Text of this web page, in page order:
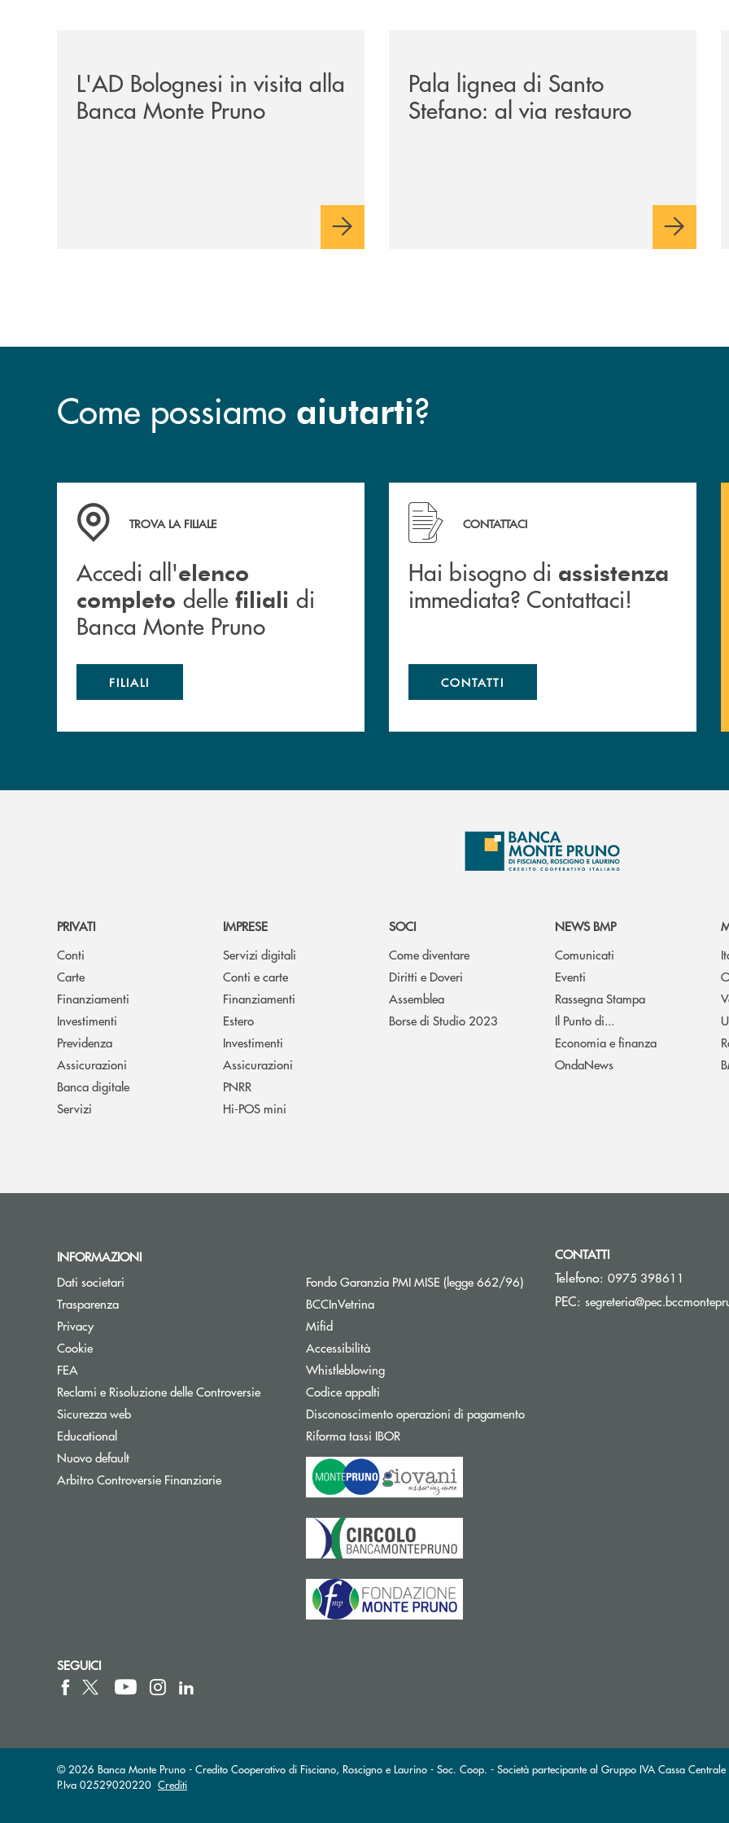
L'AD Bolognesi in visita alla
Banca Monte Pruno
Pala lignea di Santo
Stefano: al via restauro
Come possiamo aiutarti?
Accedi all' elenco completo&nbsp; delle&nbsp; filiali&nbsp; di Banca Monte Pruno
TROVA LA FILIALE
Accedi all'elenco
completo delle filiali di
Banca Monte Pruno
FILIALI
Hai bisogno di assistenza immediata? Contattaci!
CONTATTACI
Hai bisogno di assistenza
immediata? Contattaci!
CONTATTI
PRIVATI
Conti
Carte
Finanziamenti
Investimenti
Previdenza
Assicurazioni
Banca digitale
Servizi
IMPRESE
Servizi digitali
Conti e carte
Finanziamenti
Estero
Investimenti
Assicurazioni
PNRR
Hi-POS mini
SOCI
Come diventare
Diritti e Doveri
Assemblea
Borse di Studio 2023
NEWS BMP
Comunicati
Eventi
Rassegna Stampa
Il Punto di...
Economia e finanza
OndaNews
INFORMAZIONI
Dati societari
Trasparenza
Privacy
Cookie
FEA
Reclami e Risoluzione delle Controversie
Sicurezza web
Educational
Nuovo default
Arbitro Controversie FinanziarieApre una nuova finestra
Fondo Garanzia PMI MISE (legge 662/96)Apre una nuova finestra
BCCInVetrina
Mifid
Accessibilità
Whistleblowing
Codice appalti
Disconoscimento operazioni di pagamento
Riforma tassi IBORApre una nuova finestra
CONTATTI
Telefono: 0975 398611
PEC:
SEGUICI
© 2026 Banca Monte Pruno - Credito Cooperativo di Fisciano, Roscigno e Laurino - Soc. Coop. - Società partecipante al Gruppo IVA Cassa Centrale
P.Iva 02529020220 Crediti